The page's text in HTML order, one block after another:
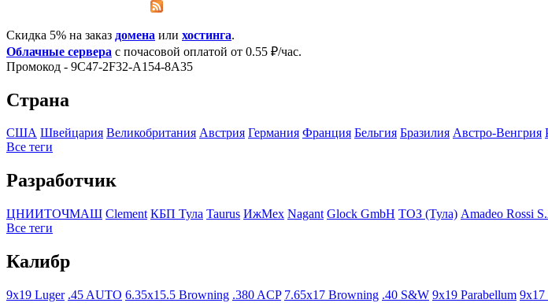
Скидка 5% на заказ домена или хостинга.
Облачные сервера с почасовой оплатой от 0.55 ₽/час.
Промокод - 9C47-2F32-A154-8A35
Страна
США Швейцария Великобритания Австрия Германия Франция Бельгия Бразилия Австро-Венгрия
Все теги
Разработчик
ЦНИИТОЧМАШ Clement КБП Тула Taurus ИжМех Nagant Glock GmbH ТОЗ (Тула) Amadeo Rossi
Все теги
Калибр
9x19 Luger .45 AUTO 6.35x15.5 Browning .380 ACP 7.65x17 Browning .40 S&W 9x19 Parabellum 9x17